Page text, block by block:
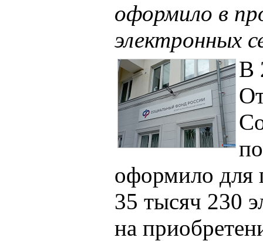
оформило в
электронных
В
оформило для
35 тысяч 230
на